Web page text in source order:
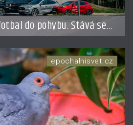
do pohybu. Stává se
epochalnisvet.cz